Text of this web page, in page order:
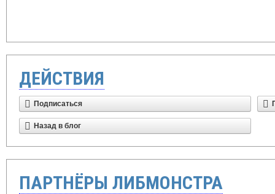
ДЕЙСТВИЯ
Подписаться
Назад в блог
ПАРТНЁРЫ ЛИБМОНСТРА